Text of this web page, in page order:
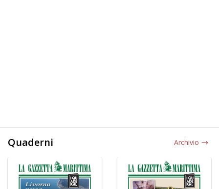
Quaderni Archivio